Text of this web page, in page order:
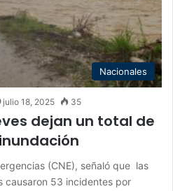
Nacionales
julio 18, 2025 35
dejan un total de
(CNE), señaló que las
causaron 53 incidentes por